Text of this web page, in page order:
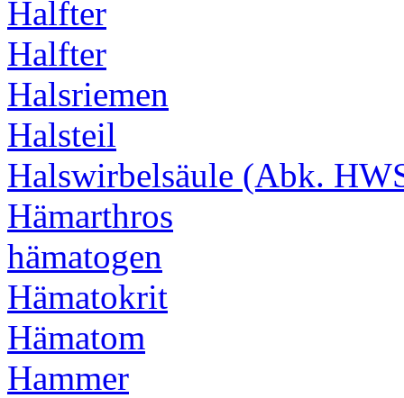
Halfter
Halfter
Halsriemen
Halsteil
Halswirbelsäule (Abk.
Hämarthros
hämatogen
Hämatokrit
Hämatom
Hammer